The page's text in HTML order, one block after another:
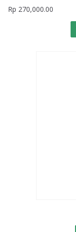
Rp 270,000.00